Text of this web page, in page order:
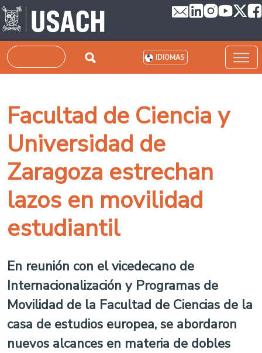
Pasar al contenido principal
Buscar IDIOMAS
Facultad de Ciencia y
Universidad de
Zaragoza estrechan
lazos en movilidad
estudiantil
En reunión con el vicedecano de
Internacionalización y Programas de
Movilidad de la Facultad de Ciencias de la
casa de estudios europea, se abordaron
nuevos alcances en materia de dobles